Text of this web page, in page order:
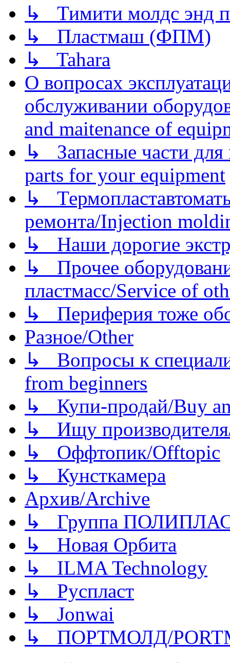
↳ Тимити молдс энд
↳ Пластмаш (ФПМ)
↳ Tahara
О вопросах
обслуживании
and maitenance of
↳ Запасные части для
parts for your equipment
↳
ремонта/Injection
↳ Наши дорогие
↳ Прочее
пластмасс/Service of
↳ Периферия тоже
Разное/Other
↳ Вопросы к
from beginners
↳ Купи-продай/Buy
↳ Ищу
↳ Оффтопик/Offtopic
↳ Кунсткамера
Архив/Archive
↳ Группа
↳ Новая Орбита
↳ ILMA Technology
↳ Руспласт
↳ Jonwai
↳ ПОРТМОЛД/